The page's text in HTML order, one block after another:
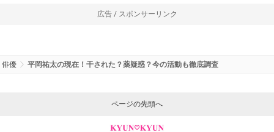
広告 / スポンサーリンク
俳優 平岡祐太の現在！干された？薬疑惑？今の活動も徹底調査
ページの先頭へ